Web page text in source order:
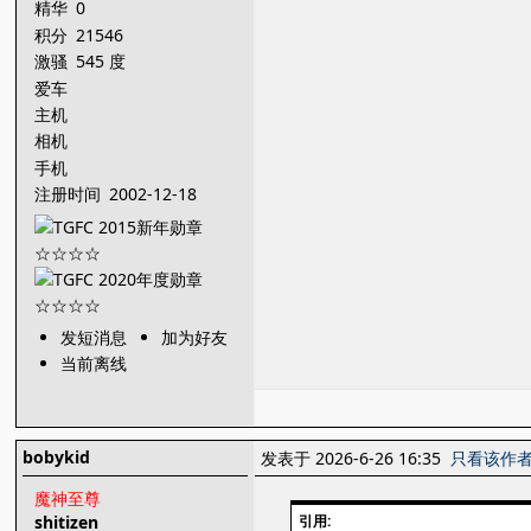
精华 0
积分 21546
激骚 545 度
爱车
主机
相机
手机
注册时间 2002-12-18
发短消息
加为好友
当前离线
bobykid
魔神至尊
shitizen
发表于 2026-6-26 16:35 只看该作
引用: